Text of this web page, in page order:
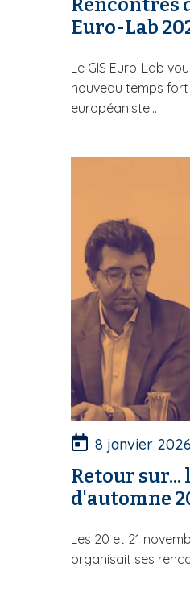
Rencontres
Euro-Lab
Le GIS Euro-Lab
nouveau temps
européaniste...
8 janvier 2026
Retour
d'automne
Les 20 et 21
organisait ses